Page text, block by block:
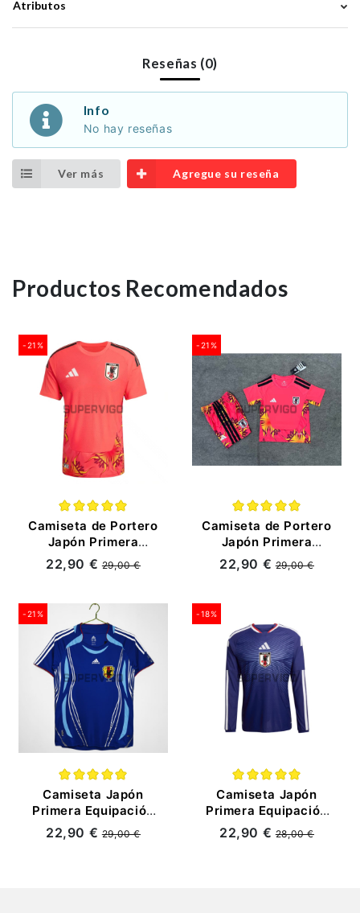
Atributos
Reseñas (0)
Info
No hay reseñas
Ver más Agregue su reseña
Productos Recomendados
-21%
Camiseta de Portero
Japón Primera
Equipación Mundial
2026 Rojo
22,90 €29,00 €
-21%
Camiseta de Portero
Japón Primera
Equipación Mundial
2026 Rojo Niño Kit
22,90 €29,00 €
-21%
Camiseta Japón
Primera Equipación
Retro 2006 Azul
22,90 €29,00 €
-18%
Camiseta Japón
Primera Equipación
Mundial 2026 ML
Azul
22,90 €28,00 €